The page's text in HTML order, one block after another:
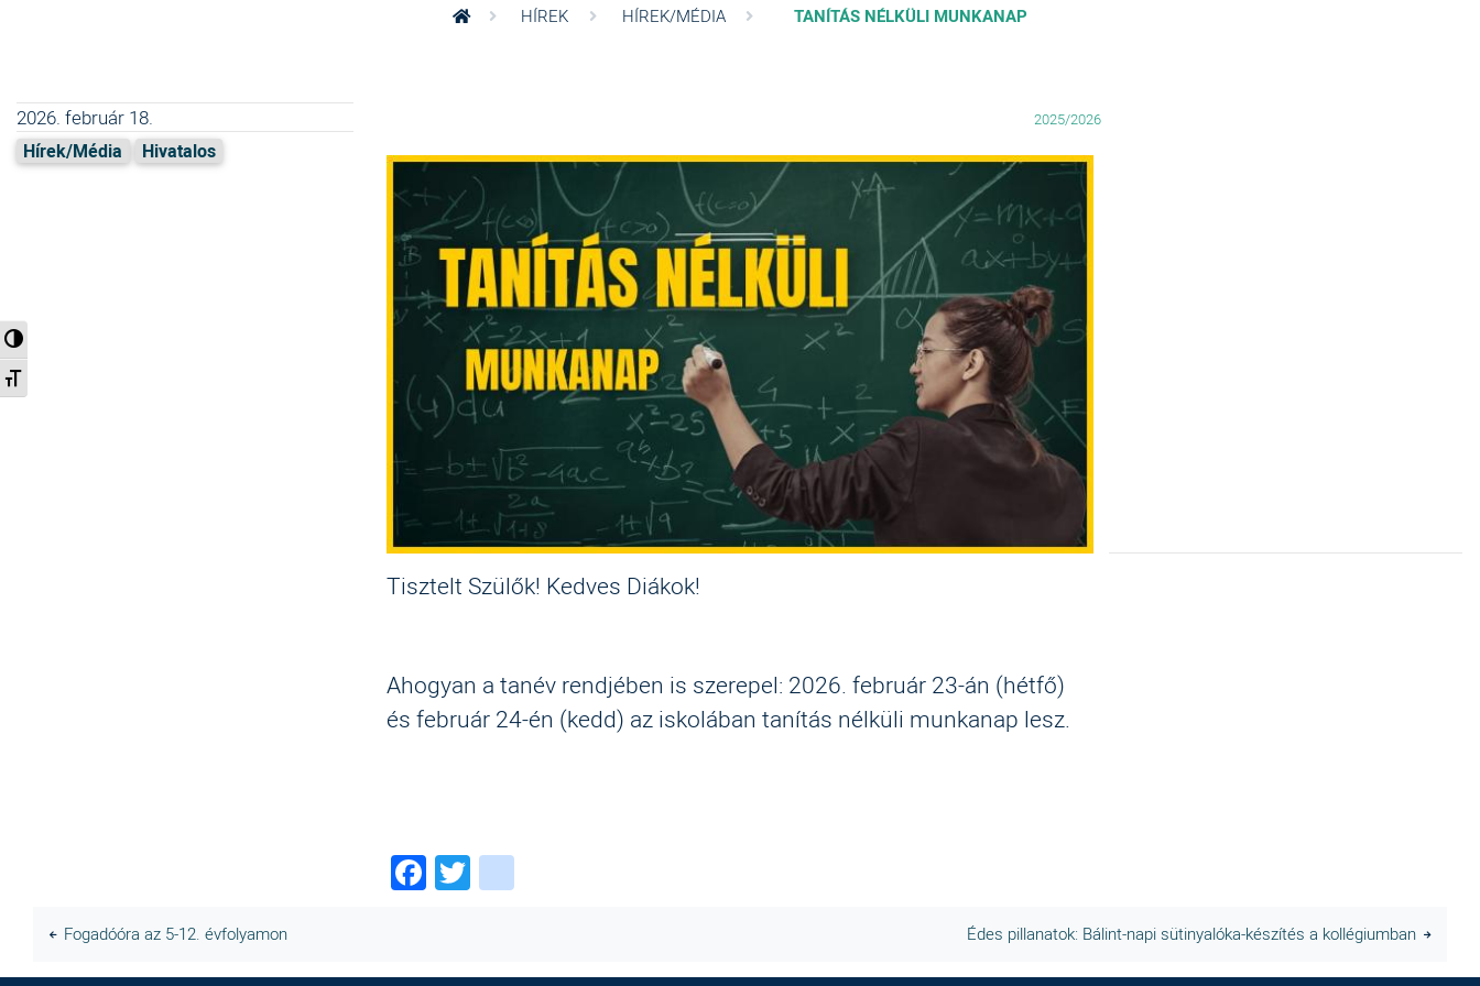
Nagy kontraszt váltása
Betűméret váltása
HÍREK HÍREK/MÉDIA TANÍTÁS NÉLKÜLI MUNKANAP
2025/2026
Tisztelt Szülők! Kedves Diákok!
Ahogyan a tanév rendjében is szerepel: 2026. február 23-án (hétfő)
és február 24-én (kedd) az iskolában tanítás nélküli munkanap lesz.
Facebook
Twitter
2026. február 18.
Hírek/Média Hivatalos
Fogadóóra az 5-12. évfolyamon Édes pillanatok: Bálint-napi sütinyalóka-készítés a kollégiumban